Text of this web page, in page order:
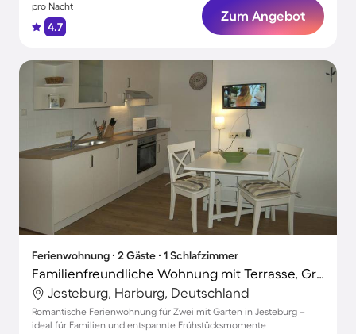
pro Nacht
4.7
Zum Angebot
Ferienwohnung ∙ 2 Gäste ∙ 1 Schlafzimmer
Familienfreundliche Wohnung mit Terrasse, Grill und Garten
Jesteburg, Harburg, Deutschland
Romantische Ferienwohnung für Zwei mit Garten in Jesteburg –
ideal für Familien und entspannte Frühstücksmomente